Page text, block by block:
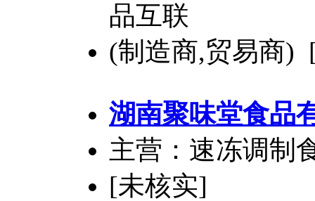
品互联
(制造商,贸易商)
湖南聚味堂食品
主营：速冻调制
[未核实]